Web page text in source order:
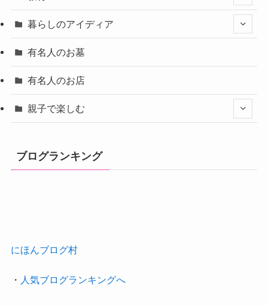
暮らしのアイディア
有名人のお墓
有名人のお店
親子で楽しむ
ブログランキング
にほんブログ村
・ 人気ブログランキングへ